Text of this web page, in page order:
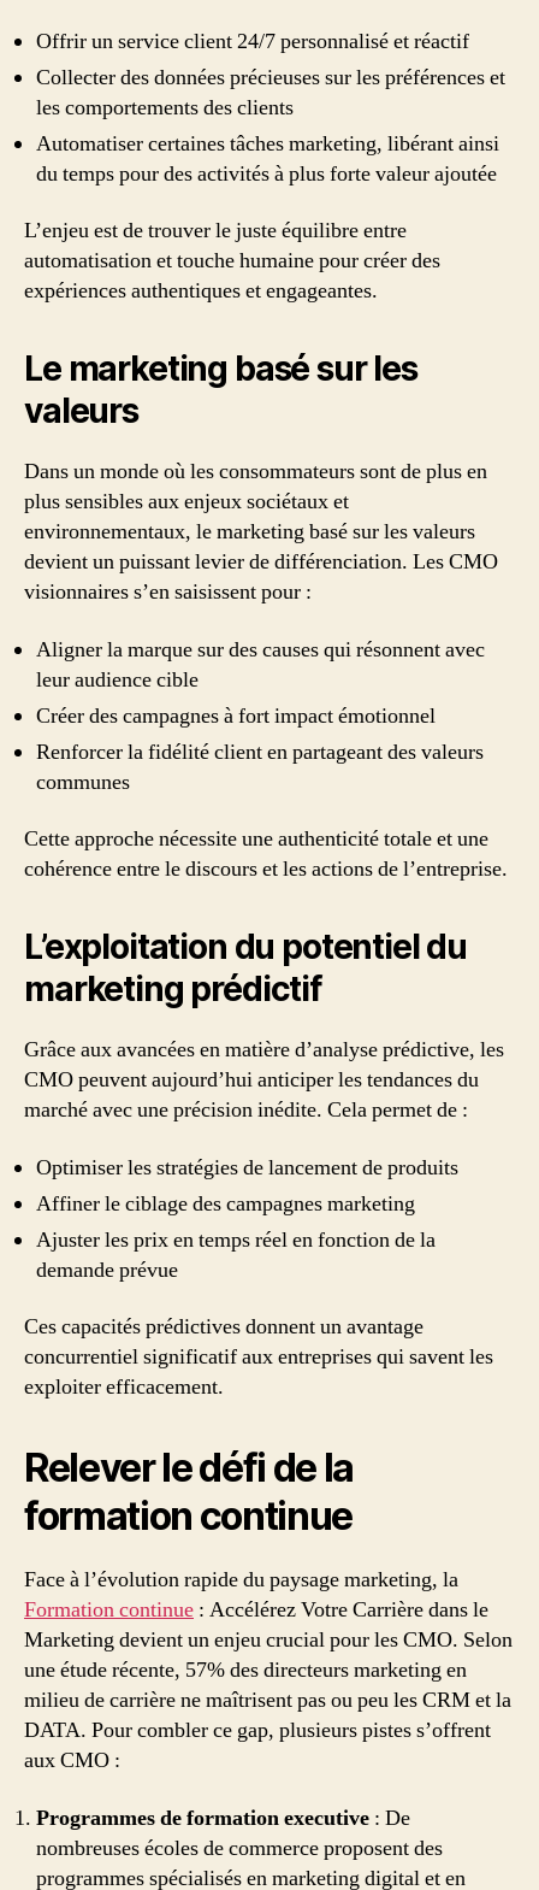
Offrir un service client 24/7 personnalisé et réactif
Collecter des données précieuses sur les préférences et
les comportements des clients
Automatiser certaines tâches marketing, libérant ainsi
du temps pour des activités à plus forte valeur ajoutée
L’enjeu est de trouver le juste équilibre entre
automatisation et touche humaine pour créer des
expériences authentiques et engageantes.
Le marketing basé sur les
valeurs
Dans un monde où les consommateurs sont de plus en
plus sensibles aux enjeux sociétaux et
environnementaux, le marketing basé sur les valeurs
devient un puissant levier de différenciation. Les CMO
visionnaires s’en saisissent pour :
Aligner la marque sur des causes qui résonnent avec
leur audience cible
Créer des campagnes à fort impact émotionnel
Renforcer la fidélité client en partageant des valeurs
communes
Cette approche nécessite une authenticité totale et une
cohérence entre le discours et les actions de l’entreprise.
L’exploitation du potentiel du
marketing prédictif
Grâce aux avancées en matière d’analyse prédictive, les
CMO peuvent aujourd’hui anticiper les tendances du
marché avec une précision inédite. Cela permet de :
Optimiser les stratégies de lancement de produits
Affiner le ciblage des campagnes marketing
Ajuster les prix en temps réel en fonction de la
demande prévue
Ces capacités prédictives donnent un avantage
concurrentiel significatif aux entreprises qui savent les
exploiter efficacement.
Relever le défi de la
formation continue
Face à l’évolution rapide du paysage marketing, la
Formation continue : Accélérez Votre Carrière dans le
Marketing devient un enjeu crucial pour les CMO. Selon
une étude récente, 57% des directeurs marketing en
milieu de carrière ne maîtrisent pas ou peu les CRM et la
DATA. Pour combler ce gap, plusieurs pistes s’offrent
aux CMO :
Programmes de formation executive : De
nombreuses écoles de commerce proposent des
programmes spécialisés en marketing digital et en